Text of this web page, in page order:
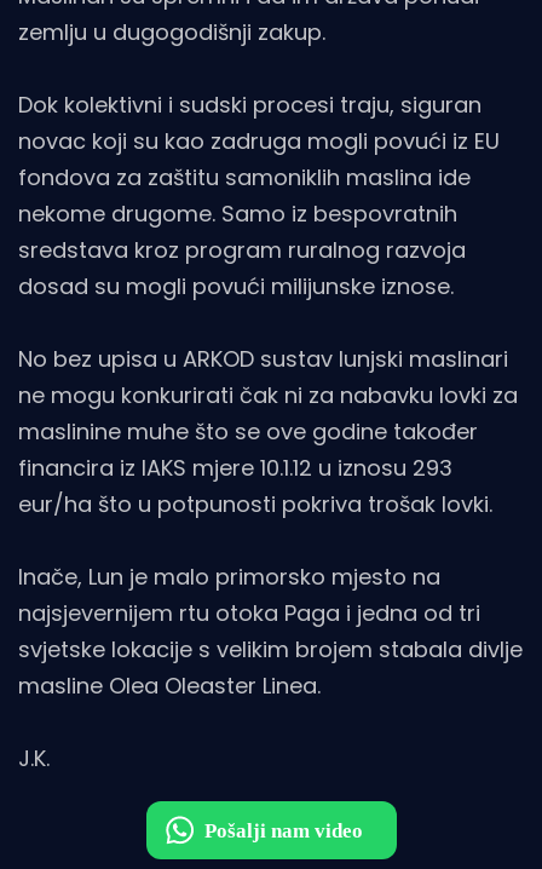
zemlju u dugogodišnji zakup.
Dok kolektivni i sudski procesi traju, siguran
novac koji su kao zadruga mogli povući iz EU
fondova za zaštitu samoniklih maslina ide
nekome drugome. Samo iz bespovratnih
sredstava kroz program ruralnog razvoja
dosad su mogli povući milijunske iznose.
No bez upisa u ARKOD sustav lunjski maslinari
ne mogu konkurirati čak ni za nabavku lovki za
maslinine muhe što se ove godine također
financira iz IAKS mjere 10.1.12 u iznosu 293
eur/ha što u potpunosti pokriva trošak lovki.
Inače, Lun je malo primorsko mjesto na
najsjevernijem rtu otoka Paga i jedna od tri
svjetske lokacije s velikim brojem stabala divlje
masline Olea Oleaster Linea.
J.K.